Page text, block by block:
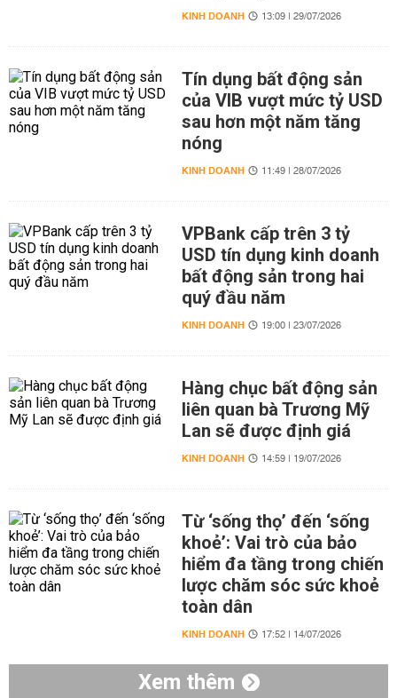
KINH DOANH 13:09 | 29/07/2026
Tín dụng bất động sản
của VIB vượt mức tỷ USD
sau hơn một năm tăng
nóng
KINH DOANH 11:49 | 28/07/2026
VPBank cấp trên 3 tỷ
USD tín dụng kinh doanh
bất động sản trong hai
quý đầu năm
KINH DOANH 19:00 | 23/07/2026
Hàng chục bất động sản
liên quan bà Trương Mỹ
Lan sẽ được định giá
KINH DOANH 14:59 | 19/07/2026
Từ ‘sống thọ’ đến ‘sống
khoẻ’: Vai trò của bảo
hiểm đa tầng trong chiến
lược chăm sóc sức khoẻ
toàn dân
KINH DOANH 17:52 | 14/07/2026
Xem thêm